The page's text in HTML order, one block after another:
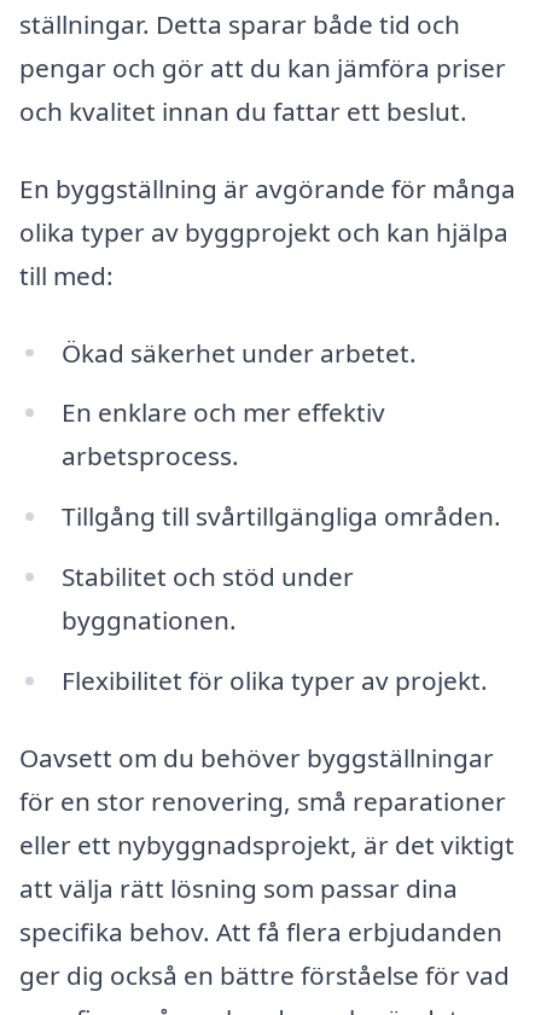
ställningar. Detta sparar både tid och
pengar och gör att du kan jämföra priser
och kvalitet innan du fattar ett beslut.
En byggställning är avgörande för många
olika typer av byggprojekt och kan hjälpa
till med:
Ökad säkerhet under arbetet.
En enklare och mer effektiv
arbetsprocess.
Tillgång till svårtillgängliga områden.
Stabilitet och stöd under
byggnationen.
Flexibilitet för olika typer av projekt.
Oavsett om du behöver byggställningar
för en stor renovering, små reparationer
eller ett nybyggnadsprojekt, är det viktigt
att välja rätt lösning som passar dina
specifika behov. Att få flera erbjudanden
ger dig också en bättre förståelse för vad